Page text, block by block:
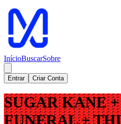
InícioBuscarSobre
Entrar Criar Conta
SUGAR KANE
FUNERAL +